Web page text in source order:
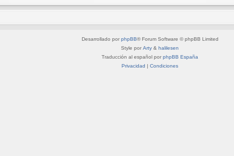
Desarrollado por phpBB® Forum Software © phpBB Limited
Style por Arty & halilesen
Traducción al español por phpBB España
Privacidad | Condiciones